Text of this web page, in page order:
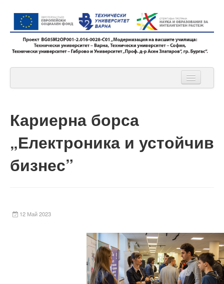
За проекта
Контакти
Кариерна борса
„Електроника и устойчив
бизнес”
12 Май 2023